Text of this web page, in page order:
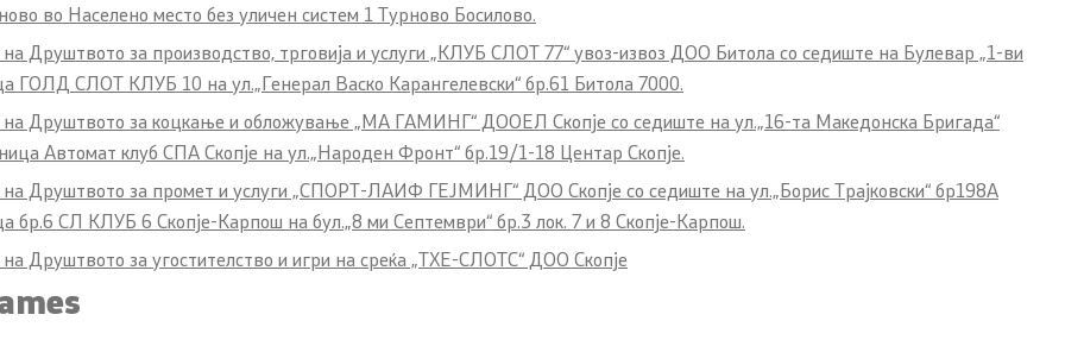
во Населено место без уличен систем 1 Турново Босилово.
Друштвото за производство, трговија и услуги „КЛУБ СЛОТ 77“ увоз-извоз ДОО Битола со седиште на Булевар „1-ви
ГОЛД СЛОТ КЛУБ 10 на ул.„Генерал Васко Карангелевски“ бр.61 Битола 7000.
Друштвото за коцкање и обложување „МА ГАМИНГ“ ДООЕЛ Скопје со седиште на ул.„16-та Македонска Бригада“
Автомат клуб СПА Скопје на ул.„Народен Фронт“ бр.19/1-18 Центар Скопје.
Друштвото за промет и услуги „СПОРТ-ЛАИФ ГЕЈМИНГ“ ДОО Скопје со седиште на ул.„Борис Трајковски“ бр198А
бр.6 СЛ КЛУБ 6 Скопје-Карпош на бул.„8 ми Септември“ бр.3 лок. 7 и 8 Скопје-Карпош.
Друштвото за угостителство и игри на среќа „ТХЕ-СЛОТС“ ДОО Скопје